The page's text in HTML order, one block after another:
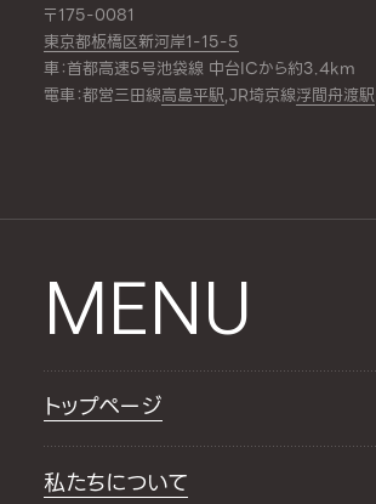
〒175-0081
東京都板橋区新河岸1-15-5
車：首都高速5号池袋線 中台ICから約3.4km
電車：都営三田線高島平駅,JR埼京線浮間舟渡駅
MENU
トップページ
私たちについて